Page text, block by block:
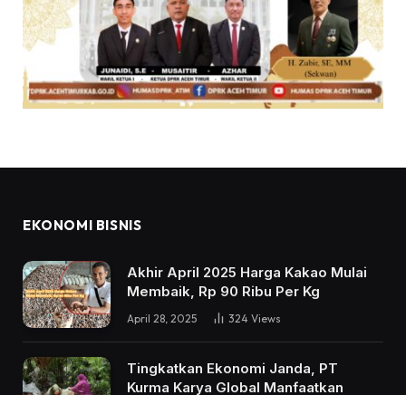
EKONOMI BISNIS
Akhir April 2025 Harga Kakao Mulai
Membaik, Rp 90 Ribu Per Kg
April 28, 2025 324 Views
Tingkatkan Ekonomi Janda, PT
Kurma Karya Global Manfaatkan